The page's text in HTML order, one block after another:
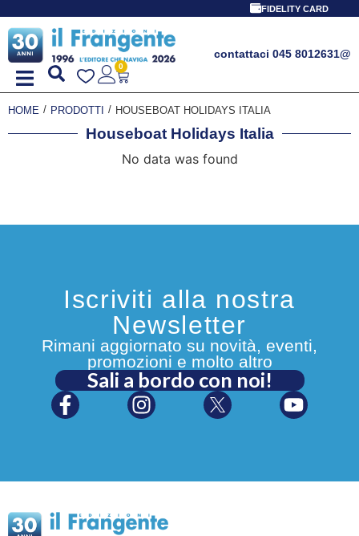
FIDELITY CARD
contattaci 045 8012631@
0
HOME / PRODOTTI / HOUSEBOAT HOLIDAYS ITALIA
Houseboat Holidays Italia
No data was found
Iscriviti alla nostra
Newsletter
Rimani aggiornato su novità, eventi,
promozioni e molto altro
Sali a bordo con noi!